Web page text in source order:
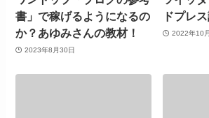
書」で稼げるようになるの
か？あゆみさんの教材！
2023年8月30日
ドプレ
2022年10